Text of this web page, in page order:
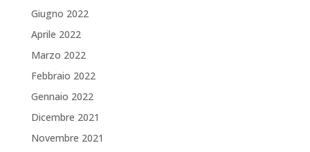
Giugno 2022
Aprile 2022
Marzo 2022
Febbraio 2022
Gennaio 2022
Dicembre 2021
Novembre 2021